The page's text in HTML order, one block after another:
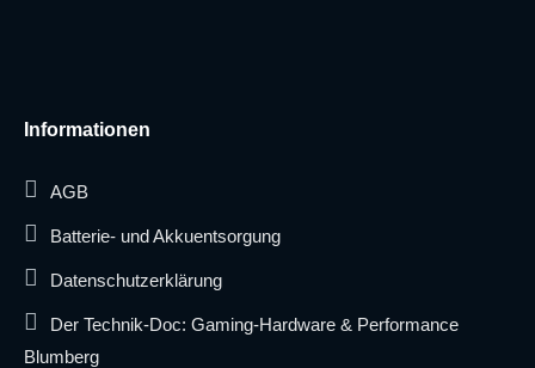
Informationen
AGB
Batterie- und Akkuentsorgung
Datenschutzerklärung
Der Technik-Doc: Gaming-Hardware & Performance
Blumberg